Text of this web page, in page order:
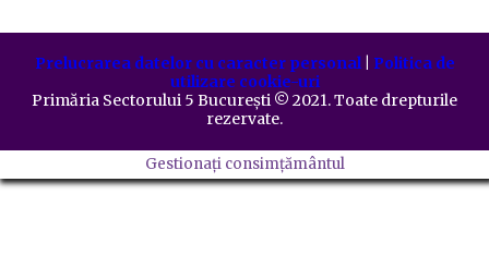
Prelucrarea datelor cu caracter personal| Politica de
utilizare cookie-uri
Primăria Sectorului 5 București ©️ 2021. Toate drepturile
rezervate.
Gestionați consimțământul